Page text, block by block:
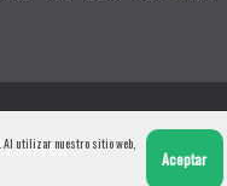
Al utilizar nuestro sitio web,
Aceptar